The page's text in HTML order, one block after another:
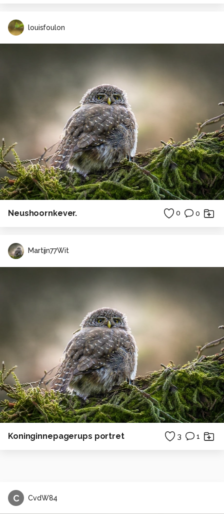
louisfoulon
Neushoornkever. 0 0
Martijn77Wit
Koninginnepagerups portret 3 1
C CvdW84